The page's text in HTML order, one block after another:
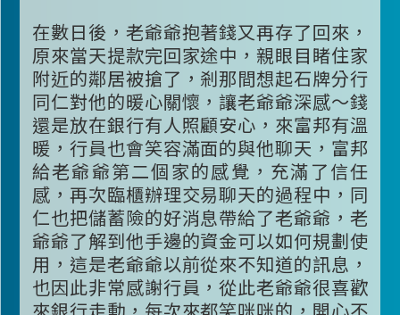
在數日後，老爺爺抱著錢又再存了回來，
原來當天提款完回家途中，親眼目睹住家
附近的鄰居被搶了，剎那間想起石牌分行
同仁對他的暖心關懷，讓老爺爺深感～錢
還是放在銀行有人照顧安心，來富邦有溫
暖，行員也會笑容滿面的與他聊天，富邦
給老爺爺第二個家的感覺，充滿了信任
感，再次臨櫃辦理交易聊天的過程中，同
仁也把儲蓄險的好消息帶給了老爺爺，老
爺爺了解到他手邊的資金可以如何規劃使
用，這是老爺爺以前從來不知道的訊息，
也因此非常感謝行員，從此老爺爺很喜歡